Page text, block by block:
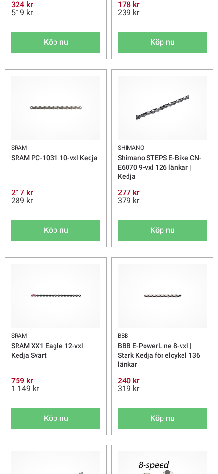
324 kr
519 kr
Köp nu
178 kr
239 kr
Köp nu
SRAM
SRAM PC-1031 10-vxl Kedja
217 kr
289 kr
Köp nu
SHIMANO
Shimano STEPS E-Bike CN-
E6070 9-vxl 126 länkar |
Kedja
277 kr
379 kr
Köp nu
SRAM
SRAM XX1 Eagle 12-vxl
Kedja Svart
759 kr
1 149 kr
Köp nu
BBB
BBB E-PowerLine 8-vxl |
Stark Kedja för elcykel 136
länkar
240 kr
319 kr
Köp nu